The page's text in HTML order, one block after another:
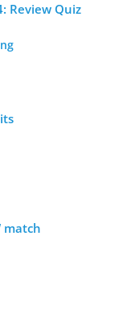
Review Quiz
match